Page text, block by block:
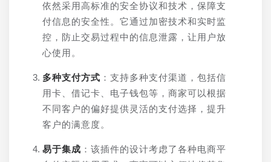
依然采用高标准的安全协议和技术，保障支
付信息的安全性。它通过加密技术和实时监
控，防止交易过程中的信息泄露，让用户放
心使用。
多种支付方式 ：支持多种支付渠道，包括信
用卡、借记卡、电子钱包等，商家可以根据
不同客户的偏好提供灵活的支付选择，提升
客户的满意度。
易于集成 ：该插件的设计考虑了各种电商平